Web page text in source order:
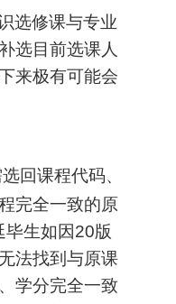
选修课与专业
选目前选课人
来极有可能会
选回课程代码、
完全一致的原
生如因20版
法找到与原课
、 学分完全一致